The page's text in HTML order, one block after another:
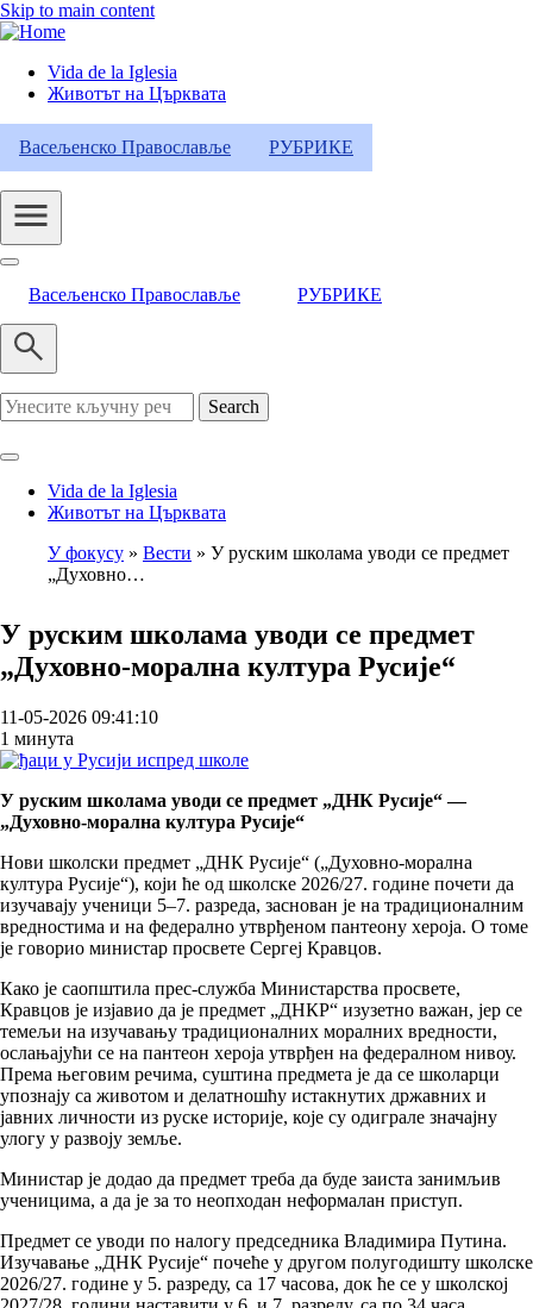
Skip to main content
Header
Category
Menu
Vida de la Iglesia
Животът на Църквата
Васељенско Православље РУБРИКЕ
Васељенско Православље РУБРИКЕ
Search
Vida de la Iglesia
Животът на Църквата
Breadcrumb
У фокусу Вести
У руским школама уводи се предмет
„Духовно…
У руским школама уводи се предмет
„Духовно-морална култура Русије“
11-05-2026 09:41:10
1 минута
У руским школама уводи се предмет „ДНК Русије“ —
„Духовно-морална култура Русије“
Нови школски предмет „ДНК Русије“ („Духовно-морална
култура Русије“), који ће од школске 2026/27. године почети да
изучавају ученици 5–7. разреда, заснован је на традиционалним
вредностима и на федерално утврђеном пантеону хероја. О томе
је говорио министар просвете Сергеј Кравцов.
Како је саопштила прес-служба Министарства просвете,
Кравцов је изјавио да је предмет „ДНКР“ изузетно важан, јер се
темељи на изучавању традиционалних моралних вредности,
ослањајући се на пантеон хероја утврђен на федералном нивоу.
Према његовим речима, суштина предмета је да се школарци
упознају са животом и делатношћу истакнутих државних и
јавних личности из руске историје, које су одиграле значајну
улогу у развоју земље.
Министар је додао да предмет треба да буде заиста занимљив
ученицима, а да је за то неопходан неформалан приступ.
Предмет се уводи по налогу председника Владимира Путина.
Изучавање „ДНК Русије“ почеће у другом полугодишту школске
2026/27. године у 5. разреду, са 17 часова, док ће се у школској